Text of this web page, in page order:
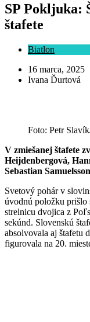
SP Pokljuka:
štafete
Biatlon
16 marca, 2025
Ivana Ďurtová
Foto: Petr
V zmiešanej štafete
Heijdenbergová,
Sebastian
Svetový pohár v
úvodnú položku prišlo
strelnicu dvojica z
sekúnd. Slovenskú
absolvovala aj štafetu
figurovala na 20.